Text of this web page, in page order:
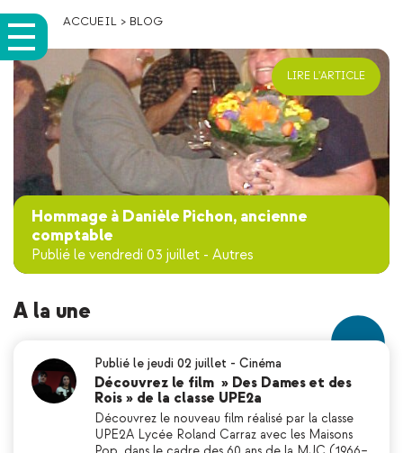
ACCUEIL > BLOG
Hommage à Danièle Pichon, ancienne
comptable
Publié le vendredi 03 juillet - Autres
LIRE L'ARTICLE
A la une
Publié le jeudi 02 juillet - Cinéma
Découvrez le film » Des Dames et des
Rois » de la classe UPE2a
Découvrez le nouveau film réalisé par la classe
UPE2A Lycée Roland Carraz avec les Maisons